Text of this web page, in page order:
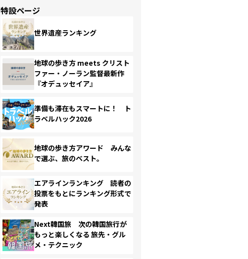
特設ページ
世界遺産ランキング
地球の歩き方 meets クリスト
ファー・ノーラン監督最新作
『オデュッセイア』
準備も滞在もスマートに！ ト
ラベルハック2026
地球の歩き方アワード みんな
で選ぶ、旅のベスト。
エアラインランキング 読者の
投票をもとにランキング形式で
発表
Next韓国旅 次の韓国旅行が
もっと楽しくなる 旅先・グル
メ・テクニック